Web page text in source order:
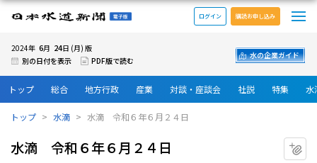
日本水道新聞 電子版
ログイン 購読お申し込み
2024年 6月 24日 (月) 版
別の日付を表示
PDF版で読む
水の企業ガイド
トップ 総合 地方行政 産業 対談・座談会 社説 特集 水
トップ 水滴 水滴 令和６年６月２４日
水滴 令和６年６月２４日